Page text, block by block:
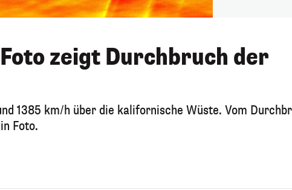
zeigt Durchbruch der
1385 km/h über die kalifornische Wüste. Vom
Foto.